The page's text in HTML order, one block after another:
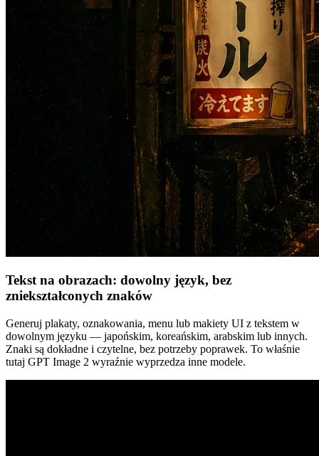
Tekst na obrazach: dowolny język, bez
zniekształconych znaków
Generuj plakaty, oznakowania, menu lub makiety UI z tekstem w
dowolnym języku — japońskim, koreańskim, arabskim lub innych.
Znaki są dokładne i czytelne, bez potrzeby poprawek. To właśnie
tutaj GPT Image 2 wyraźnie wyprzedza inne modele.